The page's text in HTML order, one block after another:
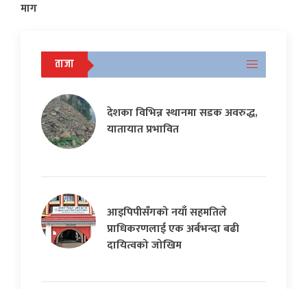
माग
ताजा
देशका विभिन्न स्थानमा सडक अवरुद्ध,
यातायात प्रभावित
आइपिपीसँगको नयाँ सहमतिले
प्राधिकरणलाई एक अर्बभन्दा बढी
दायित्वको जोखिम